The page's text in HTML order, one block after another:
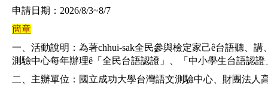
申請日期：2026/8/3~8/7
簡章
一、活動說明：為著chhui-sak全民參與檢定家己ê台語聽、
測驗中心每年辦理ê「全民台語認證」、「中小學生台語認
二、主辦單位：國立成功大學台灣語文測驗中心、財團法